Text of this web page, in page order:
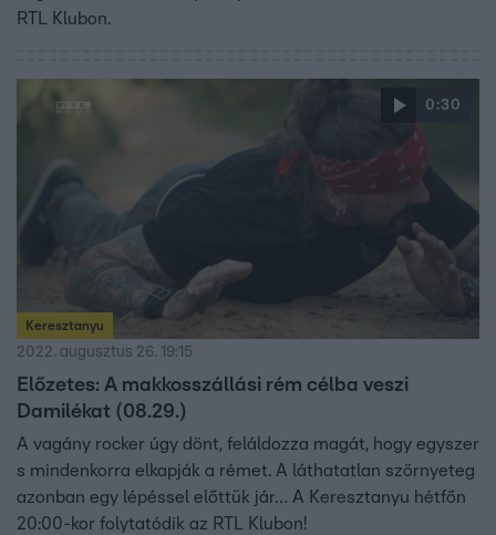
RTL Klubon.
0:30
Keresztanyu
2022. augusztus 26. 19:15
Előzetes: A makkosszállási rém célba veszi
Damilékat (08.29.)
A vagány rocker úgy dönt, feláldozza magát, hogy egyszer
s mindenkorra elkapják a rémet. A láthatatlan szörnyeteg
azonban egy lépéssel előttük jár… A Keresztanyu hétfőn
20:00-kor folytatódik az RTL Klubon!